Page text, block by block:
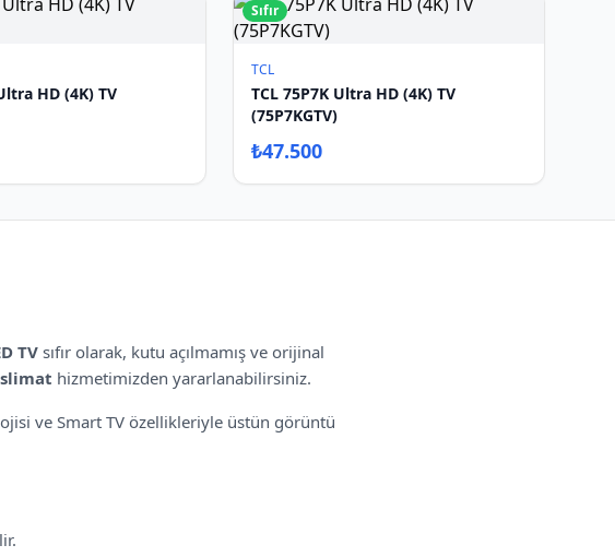
HD (4K) TV
Sıfır
TCL
TCL 75P7K Ultra HD (4K) TV
(75P7KGTV)
₺47.500
TVsıfır olarak, kutu açılmamış ve orijinal
hizmetimizden yararlanabilirsiniz.
ve Smart TV özellikleriyle üstün görüntü